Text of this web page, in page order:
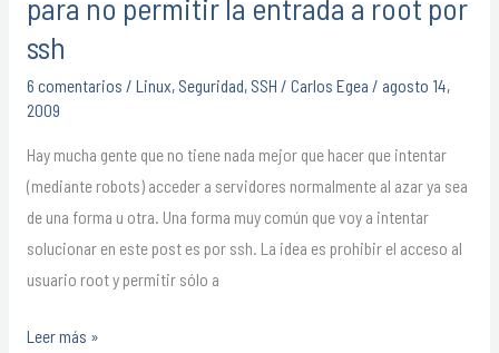
para no permitir la entrada a root por
ssh
6 comentarios / Linux, Seguridad, SSH / Carlos Egea / agosto 14,
2009
Hay mucha gente que no tiene nada mejor que hacer que intentar
(mediante robots) acceder a servidores normalmente al azar ya sea
de una forma u otra. Una forma muy común que voy a intentar
solucionar en este post es por ssh. La idea es prohibir el acceso al
usuario root y permitir sólo a
archivo
sshd_config
para
no
permitir
la
entrada
a
root
ssh
Leer más »